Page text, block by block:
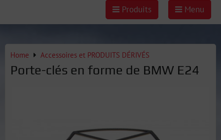
Produits Menu
Home Accessoires et PRODUITS DÉRIVÉS
Porte-clés en forme de BMW E24